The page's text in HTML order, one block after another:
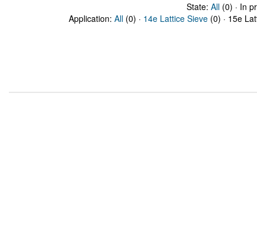
State: All(0) · In
Application: All (0) · 14e Lattice Sieve (0) · 15e